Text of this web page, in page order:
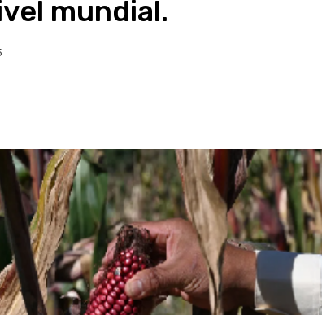
mundial.